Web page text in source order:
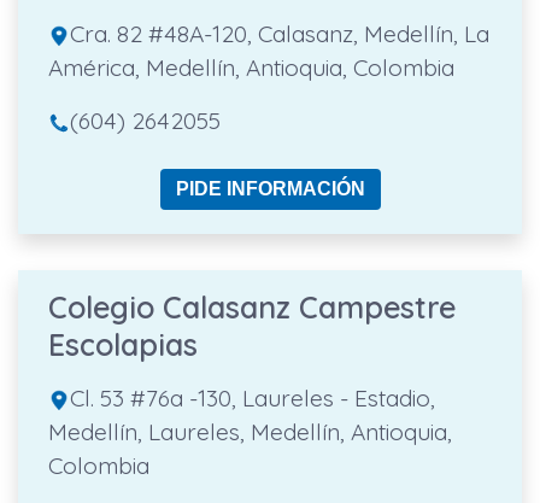
Cra. 82 #48A-120, Calasanz, Medellín, La
América, Medellín, Antioquia, Colombia
(604) 2642055
PIDE INFORMACIÓN
Colegio Calasanz Campestre
Escolapias
Cl. 53 #76a -130, Laureles - Estadio,
Medellín, Laureles, Medellín, Antioquia,
Colombia